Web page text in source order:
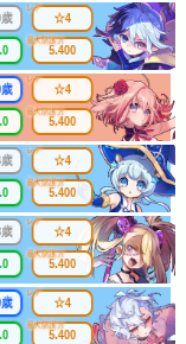
レア
☆4
最大防護力
5.400
レア
☆4
最大防護力
5.400
レア
☆4
最大防護力
5.400
レア
☆4
最大防護力
5.400
レア
☆4
最大防護力
5.400